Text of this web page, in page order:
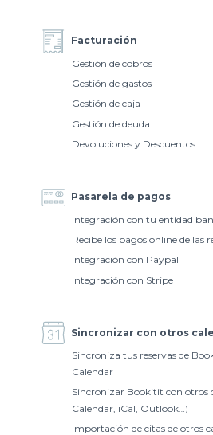
Facturación
Gestión de cobros
Gestión de gastos
Gestión de caja
Gestión de deuda
Devoluciones y Descuentos
Pasarela de pagos
Integración con tu entidad
Recibe los pagos online de las
Integración con Paypal
Integración con Stripe
Sincronizar con otros
Sincroniza tus reservas de
Calendar
Sincronizar Bookitit con otros
Calendar, iCal, Outlook…)
Importación de citas de otros